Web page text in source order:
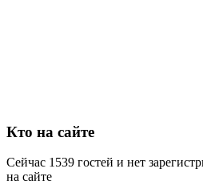
Кто на сайте
Сейчас 1539 гостей и нет
на сайте